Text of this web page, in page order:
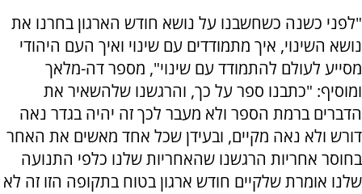
"לפני כשנה כשחשבנו על נושא חודש הארגון בחרנו את
נושא השינוי, איך מתמודדים עם שינוי ואיך העם היהודי
מסייע לעולם להתמודד עם שינוי", מספר דה-מלאך
ומוסיף: "כתבנו ספר על כך, והרגשנו שלהשאיר את
הדברים ברמת הספר ולא מעבר לכך זה יהיה בגדר נאה
דורש ולא נאה מקיים, ובעידן שכל אחד מאשים את האחר
בחוסר אחריות הרגשנו שהאחריות שלנו כלפי התנועה
שלנו אומרת שלקיים חודש ארגון בטוח בתקופה הזו זה לא